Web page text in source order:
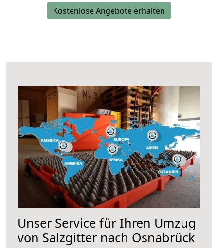
Kostenlose Angebote erhalten
Unser Service für Ihren Umzug
von Salzgitter nach Osnabrück